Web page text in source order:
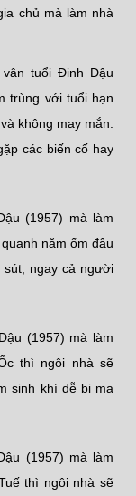
chủ mà làm nhà
tuổi Đinh Dậu
trùng với tuổi hạn
không may mắn.
các biến cố hay
(1957) mà làm
năm ốm đâu
sút, ngay cả người
(1957) mà làm
thì ngôi nhà sẽ
sinh khí dễ bị ma
(1957) mà làm
thì ngôi nhà sẽ